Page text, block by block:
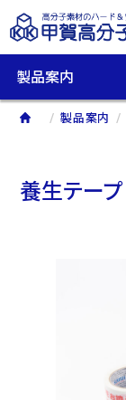
製品案内
養生テープ
製品案内